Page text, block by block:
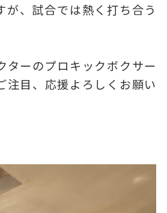
が、試合では熱く打ち合う
ターのプロキックボクサー
注目、応援よろしくお願い